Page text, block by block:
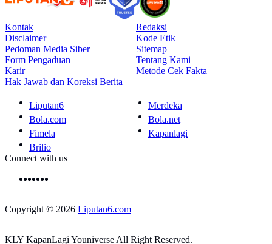
Kontak
Redaksi
Disclaimer
Kode Etik
Pedoman Media Siber
Sitemap
Form Pengaduan
Tentang Kami
Karir
Metode Cek Fakta
Hak Jawab dan Koreksi Berita
Liputan6
Merdeka
Bola.com
Bola.net
Fimela
Kapanlagi
Brilio
Connect with us
Copyright © 2026 Liputan6.com
KLY KapanLagi Youniverse All Right Reserved.